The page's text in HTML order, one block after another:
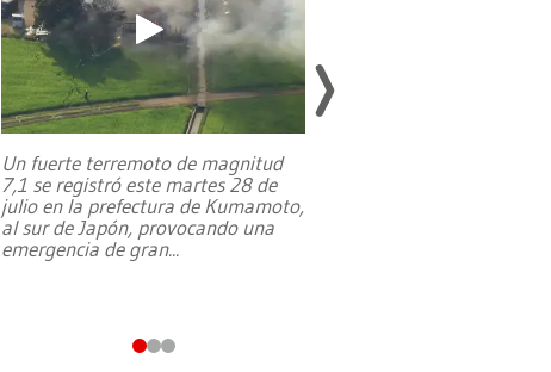
Un fuerte terremoto de magnitud
7,1 se registró este martes 28 de
julio en la prefectura de Kumamoto,
al sur de Japón, provocando una
emergencia de gran...